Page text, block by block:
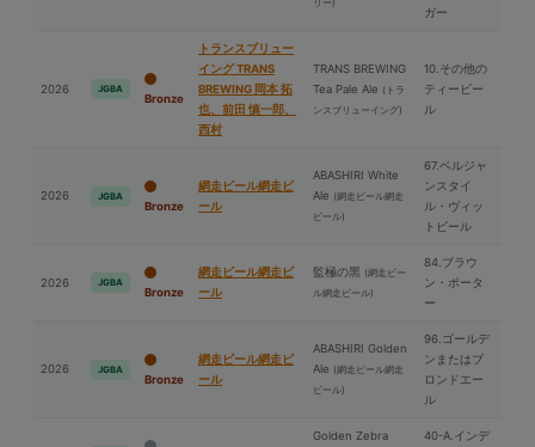
ガー
2026 JGBA
Bronze
トランスブリュー
イング TRANS
BREWING 岡本 拓
也、前⽥ 慎一郎、
⻄村
TRANS BREWING
Tea Pale Ale (トラ
ンスブリューイング)
10.その他の
ティービー
ル
2026 JGBA
Bronze
網走ビール網走ビ
ール
ABASHIRI White
Ale (網走ビール網走
ビール)
67.ベルジャ
ンスタイ
ル・ヴィッ
トビール
2026 JGBA
Bronze
網走ビール網走ビ
ール
監極の⿊ (網走ビー
ル網走ビール)
84.ブラウ
ン・ポータ
ー
2026 JGBA
Bronze
網走ビール網走ビ
ール
ABASHIRI Golden
Ale (網走ビール網走
ビール)
96.ゴールデ
ンまたはブ
ロンドエー
ル
Golden Zebra
40-A.インデ